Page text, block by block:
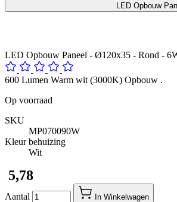
LED Opbouw Paneel - Ø120x35 - Rond -
600 Lumen Warm wit (3000K) Opbouw .
Op voorraad
SKU
MP070090W
Kleur behuizing
Wit
​ 5,78
Aantal In Winkelwagen